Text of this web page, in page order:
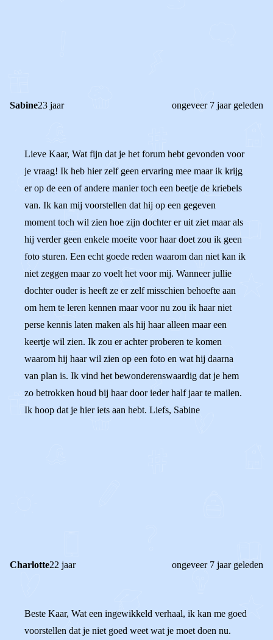
Sabine23 jaar ongeveer 7 jaar geleden
Lieve Kaar, Wat fijn dat je het forum hebt gevonden voor
je vraag! Ik heb hier zelf geen ervaring mee maar ik krijg
er op de een of andere manier toch een beetje de kriebels
van. Ik kan mij voorstellen dat hij op een gegeven
moment toch wil zien hoe zijn dochter er uit ziet maar als
hij verder geen enkele moeite voor haar doet zou ik geen
foto sturen. Een echt goede reden waarom dan niet kan ik
niet zeggen maar zo voelt het voor mij. Wanneer jullie
dochter ouder is heeft ze er zelf misschien behoefte aan
om hem te leren kennen maar voor nu zou ik haar niet
perse kennis laten maken als hij haar alleen maar een
keertje wil zien. Ik zou er achter proberen te komen
waarom hij haar wil zien op een foto en wat hij daarna
van plan is. Ik vind het bewonderenswaardig dat je hem
zo betrokken houd bij haar door ieder half jaar te mailen.
Ik hoop dat je hier iets aan hebt. Liefs, Sabine
Charlotte22 jaar ongeveer 7 jaar geleden
Beste Kaar, Wat een ingewikkeld verhaal, ik kan me goed
voorstellen dat je niet goed weet wat je moet doen nu.